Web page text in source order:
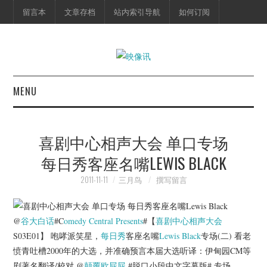
留言本 文章存档 站内索引导航 如何订阅
MENU
映像快讯
海报剧照
脱口秀
喜剧中心相声大会 单口专场
每日秀客座名嘴LEWIS BLACK
2011-11-11 三月鸟 撰写留言
@谷大白话#Comedy Central Presents#【喜剧中心相声大会
S03E01】 咆哮派笑星，每日秀客座名嘴Lewis Black专场(二) 看老
愤青吐槽2000年的大选，并准确预言本届大选听译：伊甸园CM等